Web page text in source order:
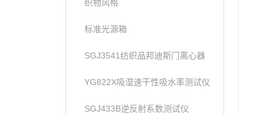
织物风格
标准光源箱
SGJ3541纺织品邦迪斯门离心器
YG822X吸湿速干性吸水率测试仪
SGJ433B逆反射系数测试仪